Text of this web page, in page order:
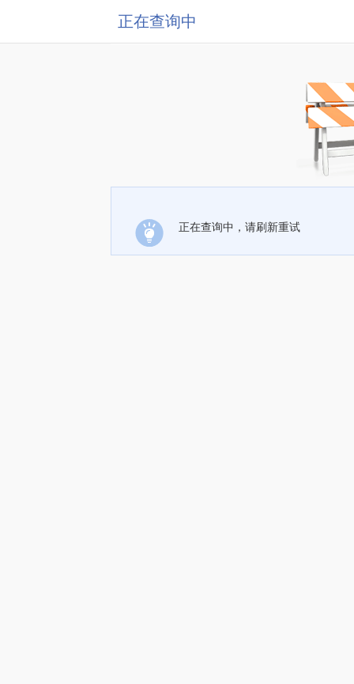
正在查询中
正在查询中，请刷新重试